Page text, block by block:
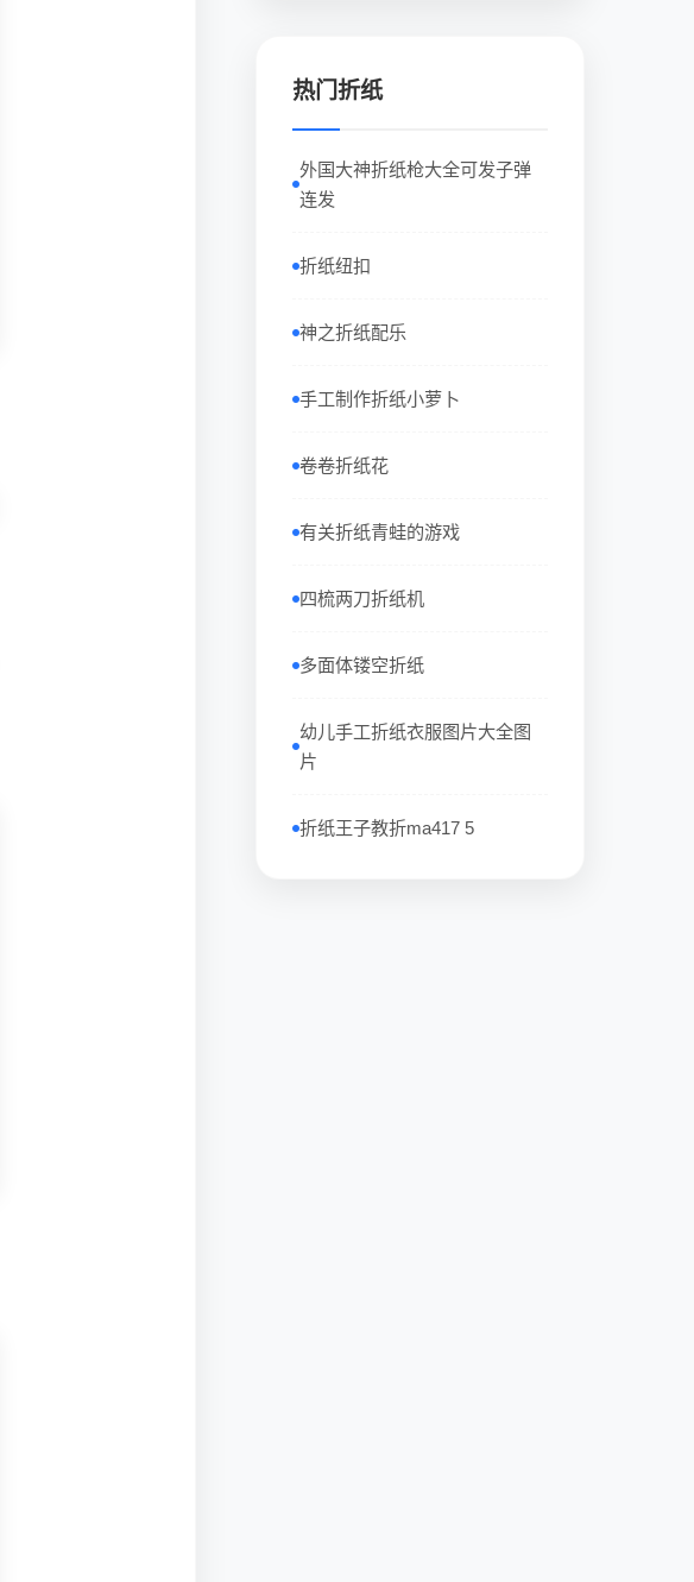
热门折纸
外国大神折纸枪大全可发子弹
连发
折纸纽扣
神之折纸配乐
手工制作折纸小萝卜
卷卷折纸花
有关折纸青蛙的游戏
四梳两刀折纸机
多面体镂空折纸
幼儿手工折纸衣服图片大全图
片
折纸王子教折ma417 5